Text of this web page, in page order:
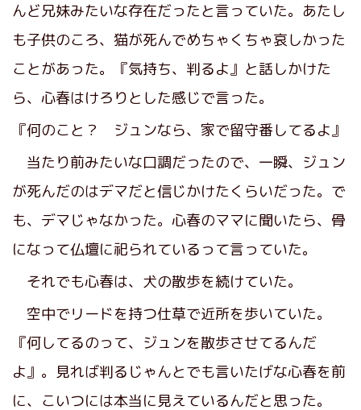
んど兄妹みたいな存在だったと言っていた。あたし
も子供のころ、猫が死んでめちゃくちゃ哀しかった
ことがあった。『気持ち、判るよ』と話しかけた
ら、心春はけろりとした感じで言った。
『何のこと？ ジュンなら、家で留守番してるよ』
当たり前みたいな口調だったので、一瞬、ジュン
が死んだのはデマだと信じかけたくらいだった。で
も、デマじゃなかった。心春のママに聞いたら、骨
になって仏壇に祀られているって言っていた。
それでも心春は、犬の散歩を続けていた。
空中でリードを持つ仕草で近所を歩いていた。
『何してるのって、ジュンを散歩させてるんだ
よ』。見れば判るじゃんとでも言いたげな心春を前
に、こいつには本当に見えているんだと思った。